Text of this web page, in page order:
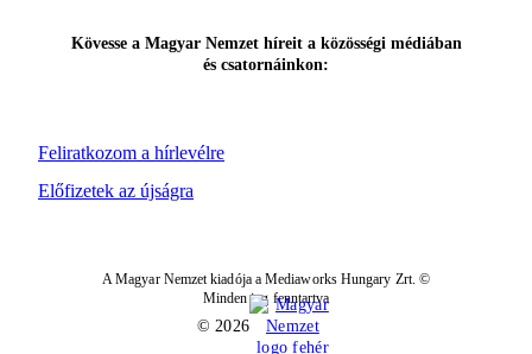
Feliratkozom a hírlevélre
Kövesse a Magyar Nemzet híreit a közösségi médiában
és csatornáinkon:
Előfizetek az újságra
A Magyar Nemzet kiadója a Mediaworks Hungary Zrt. ©
Minden jog fenntartva
© 2026